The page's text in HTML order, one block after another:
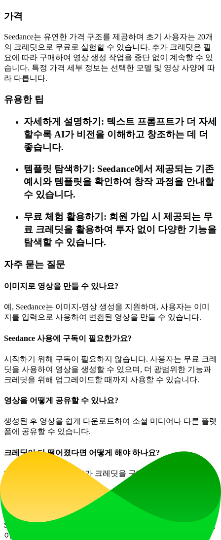
가격
Seedance는 유연한 가격 구조를 제공하며 초기 사용자는 20개
의 크레딧으로 무료로 실험할 수 있습니다. 추가 크레딧은 필
요에 따라 구매하여 영상 생성 작업을 중단 없이 계속할 수 있
습니다. 특정 가격 세부 정보는 선택한 모델 및 영상 사양에 따
라 다릅니다.
유용한 팁
자세하게 설명하기: 텍스트 프롬프트가 더 자세
할수록 AI가 비전을 이해하고 창조하는 데 더
좋습니다.
템플릿 탐색하기: Seedance에서 제공되는 기존
예시와 템플릿을 확인하여 창작 과정을 안내할
수 있습니다.
무료 체험 활용하기: 회원 가입 시 제공되는 무
료 크레딧을 활용하여 투자 없이 다양한 기능을
탐색할 수 있습니다.
자주 묻는 질문
이미지로 영상을 만들 수 있나요?
예, Seedance는 이미지-영상 생성을 지원하며, 사용자는 이미
지를 입력으로 사용하여 변환된 영상을 만들 수 있습니다.
Seedance 사용에 구독이 필요한가요?
시작하기 위해 구독이 필요하지 않습니다. 사용자는 무료 크레
딧을 사용하여 영상을 생성할 수 있으며, 더 광범위한 기능과
크레딧을 위해 업그레이드할 때까지 사용할 수 있습니다.
영상을 어떻게 공유할 수 있나요?
생성된 후 영상을 쉽게 다운로드하여 소셜 미디어나 다른 플랫
폼에 공유할 수 있습니다.
크레딧이 다 떨어졌다면 어떻게 해야 하나요?
Seedance 플랫폼에서 추가 크레딧을 구매하여 멋진 영상을 계
사용자 데이터가 저장되고 AI 모델 훈련에 사용되나요?
Seedance는 사용자 개인정보 보호를 우선하며, 명시적 동의 없
이는 개인 데이터가 AI 모델 훈련에 사용되지 않음을 보장합